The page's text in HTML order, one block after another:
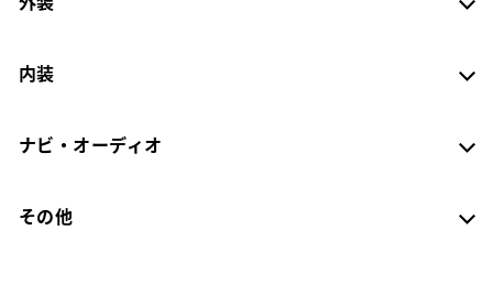
内装
ナビ・オーディオ
その他